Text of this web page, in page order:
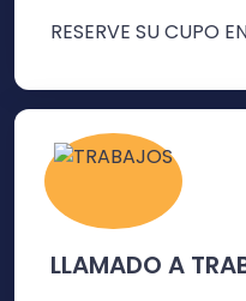
RESERVE SU CUPO
LLAMADO A